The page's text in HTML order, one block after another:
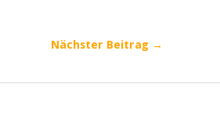
Nächster Beitrag →